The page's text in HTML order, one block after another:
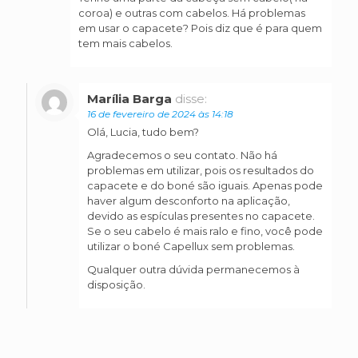
coroa) e outras com cabelos. Há problemas
em usar o capacete? Pois diz que é para quem
tem mais cabelos.
Marília Barga disse:
16 de fevereiro de 2024 às 14:18
Olá, Lucia, tudo bem?
Agradecemos o seu contato. Não há
problemas em utilizar, pois os resultados do
capacete e do boné são iguais. Apenas pode
haver algum desconforto na aplicação,
devido as espículas presentes no capacete.
Se o seu cabelo é mais ralo e fino, você pode
utilizar o boné Capellux sem problemas.
Qualquer outra dúvida permanecemos à
disposição.